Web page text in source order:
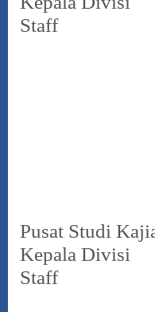
Staff :
Pusat Studi
Kepala Divisi
Staff :